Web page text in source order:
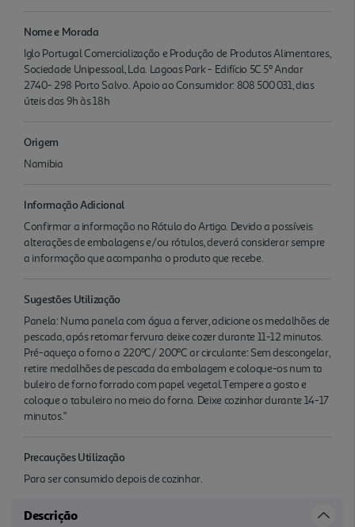
Nome e Morada
Iglo Portugal Comercialização e Produção de Produtos Alimentares,
Sociedade Unipessoal, Lda. Lagoas Park - Edifício 5C 5º Andar
2740- 298 Porto Salvo. Apoio ao Consumidor: 808 500 031, dias
úteis das 9h às 18h
Origem
Namibia
Informação Adicional
Confirmar a informação no Rótulo do Artigo. Devido a possíveis
alterações de embalagens e/ou rótulos, deverá considerar sempre
a informação que acompanha o produto que recebe.
Sugestões Utilização
Panela: Numa panela com água a ferver, adicione os medalhões de
pescada, após retomar fervura deixe cozer durante 11-12 minutos.
Pré-aqueça o forno a 220ºC/ 200ºC ar circulante: Sem descongelar,
retire medalhões de pescada da embalagem e coloque-os num ta
buleiro de forno forrado com papel vegetal.Tempere a gosto e
coloque o tabuleiro no meio do forno. Deixe cozinhar durante 14-17
minutos."
Precauções Utilização
Para ser consumido depois de cozinhar.
Descrição